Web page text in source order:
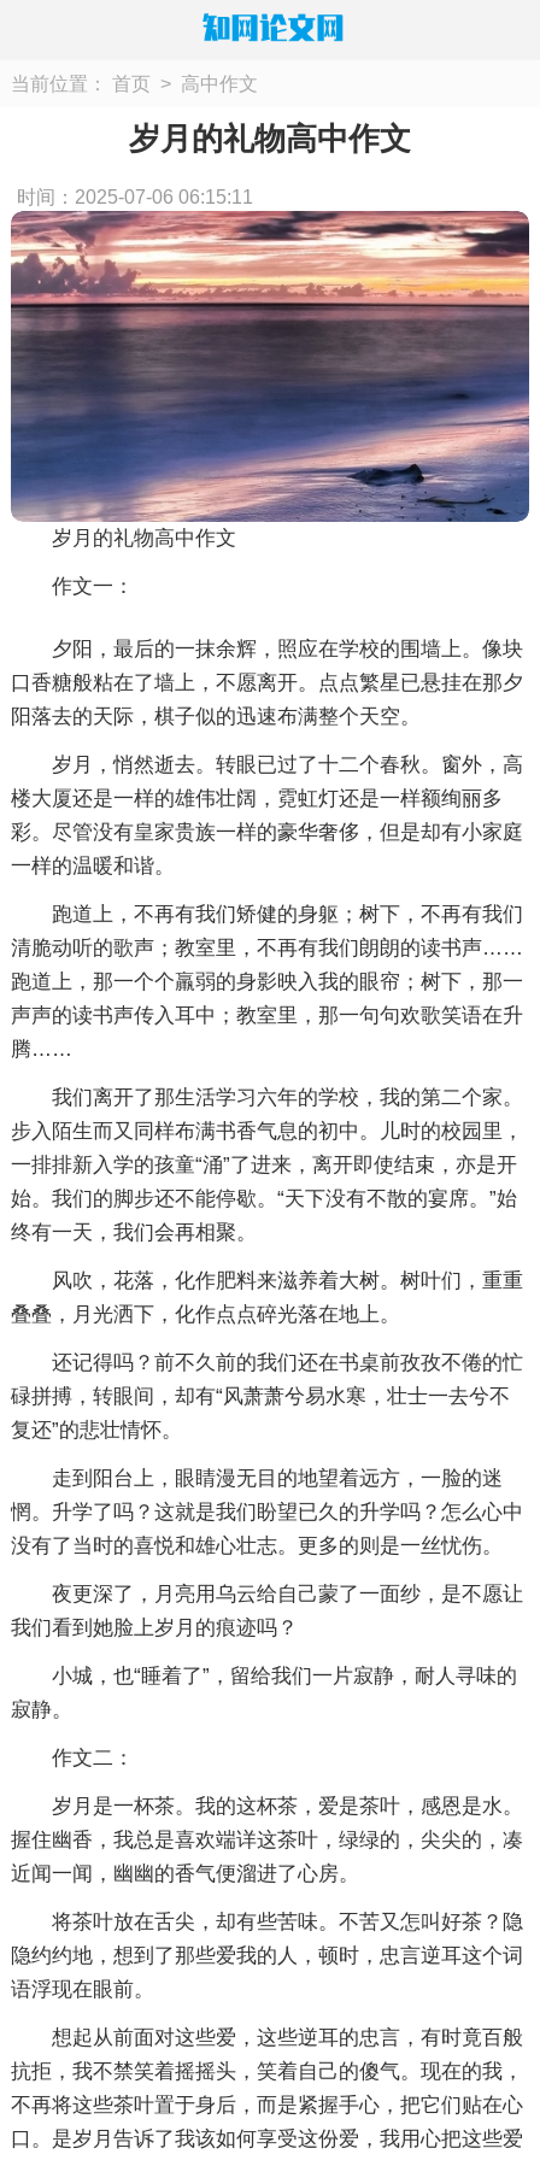
当前位置： 首页 > 高中作文
岁月的礼物高中作文
时间：2025-07-06 06:15:11
岁月的礼物高中作文
作文一：
夕阳，最后的一抹余辉，照应在学校的围墙上。像块
口香糖般粘在了墙上，不愿离开。点点繁星已悬挂在那夕
阳落去的天际，棋子似的迅速布满整个天空。
岁月，悄然逝去。转眼已过了十二个春秋。窗外，高
楼大厦还是一样的雄伟壮阔，霓虹灯还是一样额绚丽多
彩。尽管没有皇家贵族一样的豪华奢侈，但是却有小家庭
一样的温暖和谐。
跑道上，不再有我们矫健的身躯；树下，不再有我们
清脆动听的歌声；教室里，不再有我们朗朗的读书声……
跑道上，那一个个羸弱的身影映入我的眼帘；树下，那一
声声的读书声传入耳中；教室里，那一句句欢歌笑语在升
腾……
我们离开了那生活学习六年的学校，我的第二个家。
步入陌生而又同样布满书香气息的初中。儿时的校园里，
一排排新入学的孩童“涌”了进来，离开即使结束，亦是开
始。我们的脚步还不能停歇。“天下没有不散的宴席。”始
终有一天，我们会再相聚。
风吹，花落，化作肥料来滋养着大树。树叶们，重重
叠叠，月光洒下，化作点点碎光落在地上。
还记得吗？前不久前的我们还在书桌前孜孜不倦的忙
碌拼搏，转眼间，却有“风萧萧兮易水寒，壮士一去兮不
复还”的悲壮情怀。
走到阳台上，眼睛漫无目的地望着远方，一脸的迷
惘。升学了吗？这就是我们盼望已久的升学吗？怎么心中
没有了当时的喜悦和雄心壮志。更多的则是一丝忧伤。
夜更深了，月亮用乌云给自己蒙了一面纱，是不愿让
我们看到她脸上岁月的痕迹吗？
小城，也“睡着了”，留给我们一片寂静，耐人寻味的
寂静。
作文二：
岁月是一杯茶。我的这杯茶，爱是茶叶，感恩是水。
握住幽香，我总是喜欢端详这茶叶，绿绿的，尖尖的，凑
近闻一闻，幽幽的香气便溜进了心房。
将茶叶放在舌尖，却有些苦味。不苦又怎叫好茶？隐
隐约约地，想到了那些爱我的人，顿时，忠言逆耳这个词
语浮现在眼前。
想起从前面对这些爱，这些逆耳的忠言，有时竟百般
抗拒，我不禁笑着摇摇头，笑着自己的傻气。现在的我，
不再将这些茶叶置于身后，而是紧握手心，把它们贴在心
口。是岁月告诉了我该如何享受这份爱，我用心把这些爱